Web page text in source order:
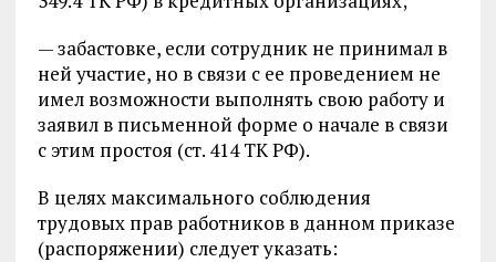
— забастовке, если сотрудник не принимал в
ней участие, но в связи с ее проведением не
имел возможности выполнять свою работу и
заявил в письменной форме о начале в связи
с этим простоя (ст. 414 ТК РФ).
В целях максимального соблюдения
трудовых прав работников в данном приказе
(распоряжении) следует указать: